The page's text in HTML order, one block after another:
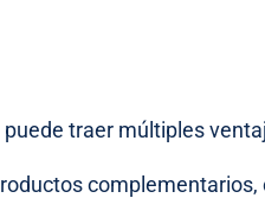
traer múltiples